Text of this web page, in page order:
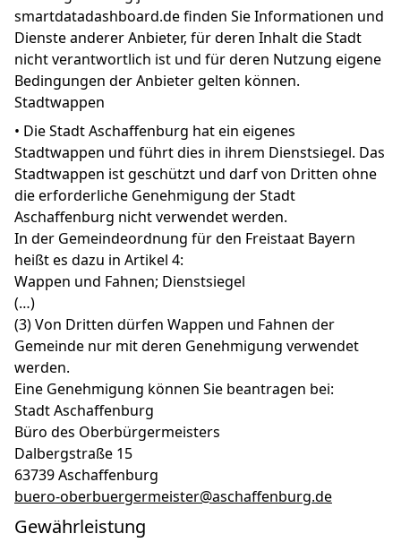
smartdatadashboard.de finden Sie Informationen und
Dienste anderer Anbieter, für deren Inhalt die Stadt
nicht verantwortlich ist und für deren Nutzung eigene
Bedingungen der Anbieter gelten können.
Stadtwappen
• Die Stadt Aschaffenburg hat ein eigenes
Stadtwappen und führt dies in ihrem Dienstsiegel. Das
Stadtwappen ist geschützt und darf von Dritten ohne
die erforderliche Genehmigung der Stadt
Aschaffenburg nicht verwendet werden.
In der Gemeindeordnung für den Freistaat Bayern
heißt es dazu in Artikel 4:
Wappen und Fahnen; Dienstsiegel
(…)
(3) Von Dritten dürfen Wappen und Fahnen der
Gemeinde nur mit deren Genehmigung verwendet
werden.
Eine Genehmigung können Sie beantragen bei:
Stadt Aschaffenburg
Büro des Oberbürgermeisters
Dalbergstraße 15
63739 Aschaffenburg
buero-oberbuergermeister@aschaffenburg.de
Gewährleistung